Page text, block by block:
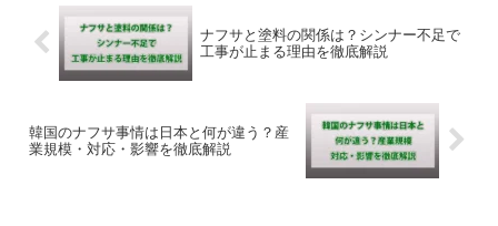
ナフサと塗料の関係は？シンナー不足で
工事が止まる理由を徹底解説
韓国のナフサ事情は日本と何が違う？産
業規模・対応・影響を徹底解説